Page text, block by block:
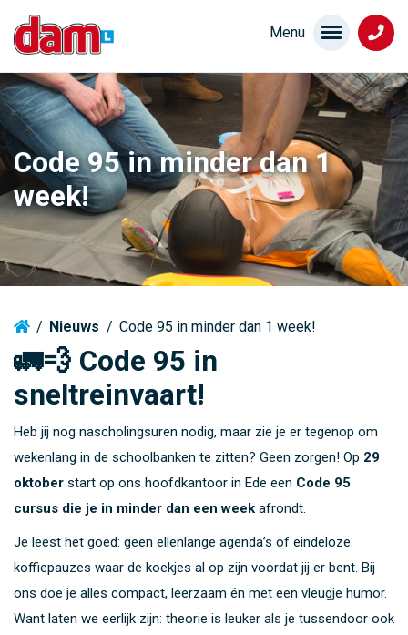
Code 95 in minder dan 1
week!
/ Nieuws / Code 95 in minder dan 1 week!
🚛💨 Code 95 in
sneltreinvaart!
Heb jij nog nascholingsuren nodig, maar zie je er tegenop om
wekenlang in de schoolbanken te zitten? Geen zorgen! Op 29
oktober start op ons hoofdkantoor in Ede een Code 95
cursus die je in minder dan een week afrondt.
Je leest het goed: geen ellenlange agenda’s of eindeloze
koffiepauzes waar de koekjes al op zijn voordat jij er bent. Bij
ons doe je alles compact, leerzaam én met een vleugje humor.
Want laten we eerlijk zijn: theorie is leuker als je tussendoor ook